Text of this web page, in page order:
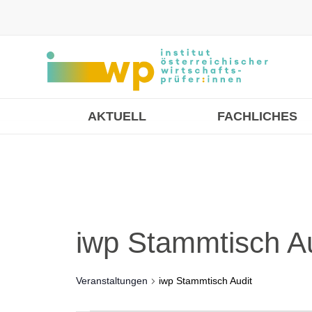
AKTUELL FACHLICHES
iwp Stammtisch
Veranstaltungen iwp Stammtisch Audit